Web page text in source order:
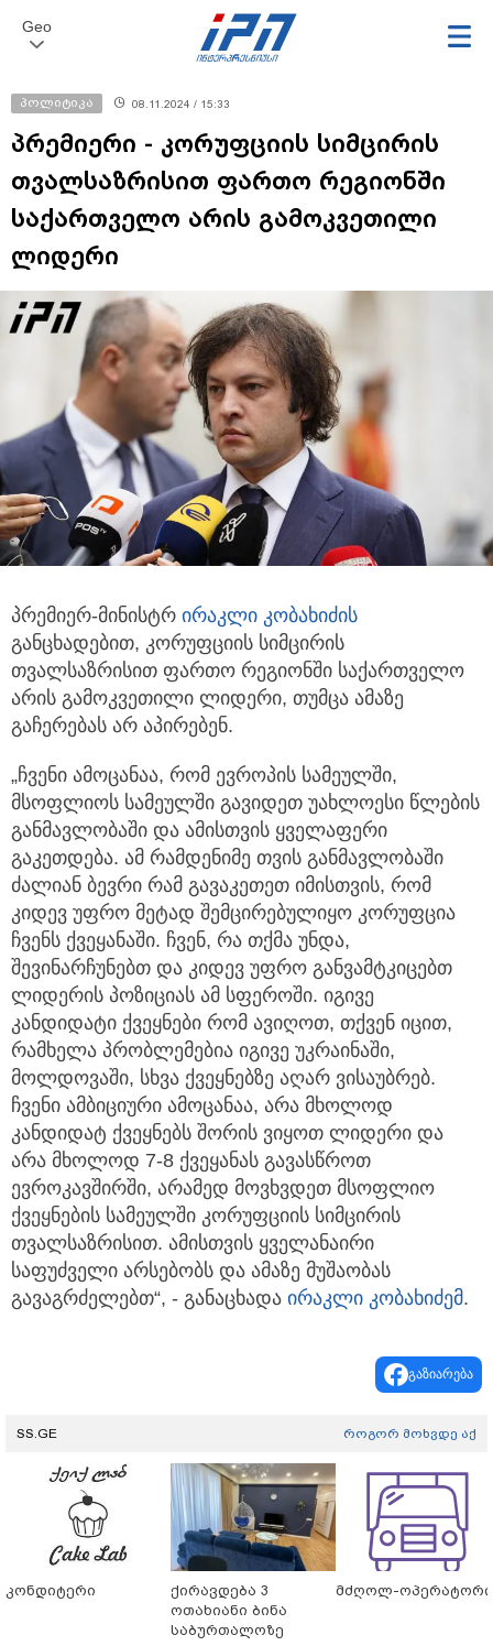
Geo
პოლიტიკა 08.11.2024 / 15:33
პრემიერი - კორუფციის სიმცირის
თვალსაზრისით ფართო რეგიონში
საქართველო არის გამოკვეთილი
ლიდერი
პრემიერ-მინისტრ ირაკლი კობახიძის
განცხადებით, კორუფციის სიმცირის
თვალსაზრისით ფართო რეგიონში საქართველო
არის გამოკვეთილი ლიდერი, თუმცა ამაზე
გაჩერებას არ აპირებენ.
„ჩვენი ამოცანაა, რომ ევროპის სამეულში,
მსოფლიოს სამეულში გავიდეთ უახლოესი წლების
განმავლობაში და ამისთვის ყველაფერი
გაკეთდება. ამ რამდენიმე თვის განმავლობაში
ძალიან ბევრი რამ გავაკეთეთ იმისთვის, რომ
კიდევ უფრო მეტად შემცირებულიყო კორუფცია
ჩვენს ქვეყანაში. ჩვენ, რა თქმა უნდა,
შევინარჩუნებთ და კიდევ უფრო განვამტკიცებთ
ლიდერის პოზიციას ამ სფეროში. იგივე
კანდიდატი ქვეყნები რომ ავიღოთ, თქვენ იცით,
რამხელა პრობლემებია იგივე უკრაინაში,
მოლდოვაში, სხვა ქვეყნებზე აღარ ვისაუბრებ.
ჩვენი ამბიციური ამოცანაა, არა მხოლოდ
კანდიდატ ქვეყნებს შორის ვიყოთ ლიდერი და
არა მხოლოდ 7-8 ქვეყანას გავასწროთ
ევროკავშირში, არამედ მოვხვდეთ მსოფლიო
ქვეყნების სამეულში კორუფციის სიმცირის
თვალსაზრისით. ამისთვის ყველანაირი
საფუძველი არსებობს და ამაზე მუშაობას
გავაგრძელებთ“, - განაცხადა ირაკლი კობახიძემ.
გაზიარება
SS.GE როგორ მოხვდე აქ
კონდიტერი
ქირავდება 3
ოთახიანი ბინა
საბურთალოზე
მძღოლ-ოპერატორი